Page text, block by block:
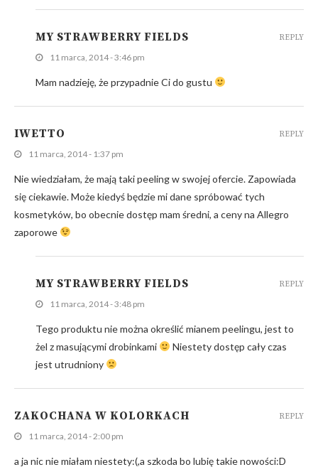
MY STRAWBERRY FIELDS
11 marca, 2014 - 3:46 pm
Mam nadzieję, że przypadnie Ci do gustu
REPLY
IWETTO
11 marca, 2014 - 1:37 pm
Nie wiedziałam, że mają taki peeling w swojej ofercie. Zapowiada
się ciekawie. Może kiedyś będzie mi dane spróbować tych
kosmetyków, bo obecnie dostęp mam średni, a ceny na Allegro
zaporowe
REPLY
MY STRAWBERRY FIELDS
11 marca, 2014 - 3:48 pm
Tego produktu nie można określić mianem peelingu, jest to
żel z masującymi drobinkami
Niestety dostęp cały czas
jest utrudniony
REPLY
ZAKOCHANA W KOLORKACH
11 marca, 2014 - 2:00 pm
a ja nic nie miałam niestety:(,a szkoda bo lubię takie nowości:D
REPLY